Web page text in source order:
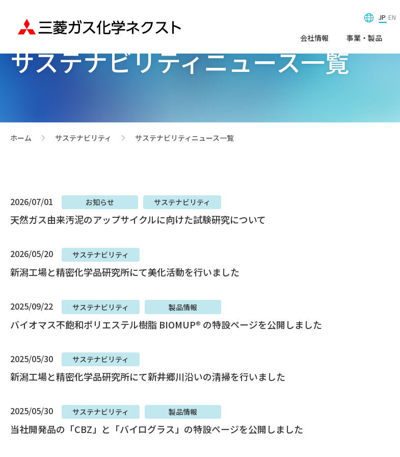
JP EN
会社情報 事業・製品
サステナビリティニュース一覧
ホーム サステナビリティ サステナビリティニュース一覧
2026/07/01 お知らせ サステナビリティ
天然ガス由来汚泥のアップサイクルに向けた試験研究について
2026/05/20 サステナビリティ
新潟工場と精密化学品研究所にて美化活動を行いました
2025/09/22 サステナビリティ 製品情報
バイオマス不飽和ポリエステル樹脂 BIOMUP® の特設ページを公開しました
2025/05/30 サステナビリティ
新潟工場と精密化学品研究所にて新井郷川沿いの清掃を行いました
2025/05/30 サステナビリティ 製品情報
当社開発品の「CBZ」と「バイログラス」の特設ページを公開しました